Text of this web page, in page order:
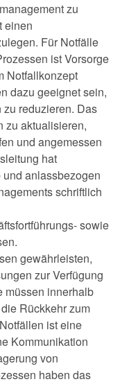
zu
einen
Für Notfälle
ist Vorsorge
Notfallkonzept
dazu geeignet sein,
reduzieren. Das
zu aktualisieren,
und angemessen
hat
und anlassbezogen
schriftlich
sowie
gewährleisten,
zur Verfügung
müssen innerhalb
Rückkehr zum
ist eine
Kommunikation
von
haben das